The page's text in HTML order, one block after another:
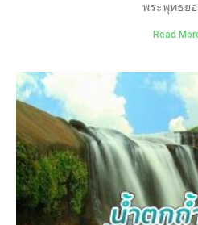
พระพุทธย
Read